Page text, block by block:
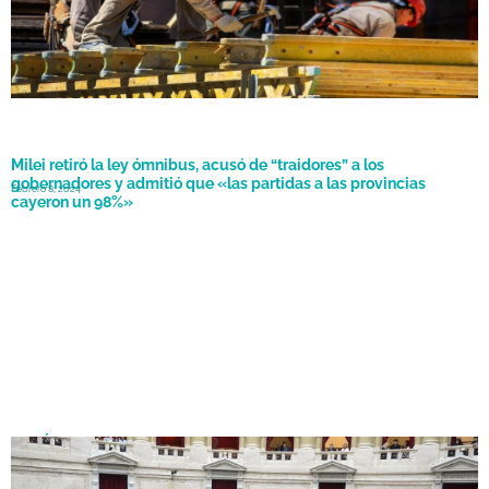
Milei retiró la ley ómnibus, acusó de “traidores” a los
gobernadores y admitió que «las partidas a las provincias
cayeron un 98%»
Febrero 8, 2024
Ley Ómnibus: el Gobierno logró el quórum y comienza el debate
en Diputados
Enero 31, 2024